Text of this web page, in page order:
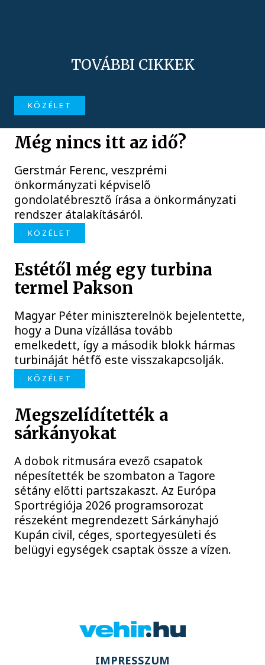
TOVÁBBI CIKKEK
KÖZÉLET
Még nincs itt az idő?
Gerstmár Ferenc, veszprémi
önkormányzati képviselő
gondolatébresztő írása a önkormányzati
rendszer átalakításáról.
KÖZÉLET
Estétől még egy turbina
termel Pakson
Magyar Péter miniszterelnök bejelentette,
hogy a Duna vízállása tovább
emelkedett, így a második blokk hármas
turbináját hétfő este visszakapcsolják.
KÖZÉLET
Megszelídítették a
sárkányokat
A dobok ritmusára evező csapatok
népesítették be szombaton a Tagore
sétány előtti partszakaszt. Az Európa
Sportrégiója 2026 programsorozat
részeként megrendezett Sárkányhajó
Kupán civil, céges, sportegyesületi és
belügyi egységek csaptak össze a vízen.
IMPRESSZUM